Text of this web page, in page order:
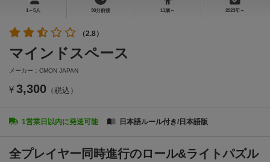
1～5人 30分前後 11歳～ 2023年～
（2.8）
マインドスペース
メーカー：CMON JAPAN
¥ 3,300 （税込）
1営業日以内に発送可能 日本語ルール付き/日本語版
全プレイヤー同時進行のロール&ライトパズル